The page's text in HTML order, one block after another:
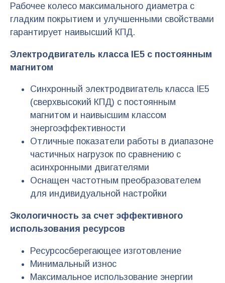
Рабочее колесо максимального диаметра с
гладким покрытием и улучшенными свойствами
гарантирует наивысший КПД.
Электродвигатель класса IE5 с постоянным
магнитом
Синхронный электродвигатель класса IE5
(сверхвысокий КПД) с постоянным
магнитом и наивысшим классом
энергоэффективности
Отличные показатели работы в диапазоне
частичных нагрузок по сравнению с
асинхронными двигателями
Оснащен частотным преобразователем
для индивидуальной настройки
Экологичность за счет эффективного
использования ресурсов
Ресурсосберегающее изготовление
Минимальный износ
Максимальное использование энергии